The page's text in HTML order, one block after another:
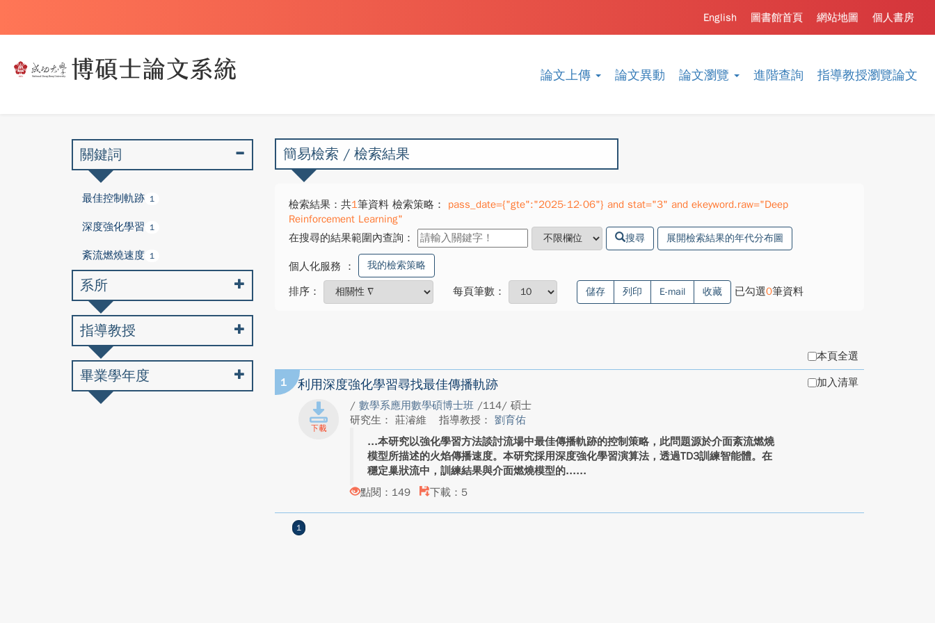
論文上傳 論文異動 論文瀏覽 進階查詢 指導教授瀏覽論文
個人書房
網站地圖
圖書館首頁
English
簡易檢索 / 檢索結果
檢索結果：共1筆資料 檢索策略：
pass_date={"gte":"2025-12-06"} and stat="3" and ekeyword.raw="Deep
Reinforcement Learning"
在搜尋的結果範圍內查詢：
搜尋 展開檢索結果的年代分布圖
個人化服務 ： 我的檢索策略
排序： 每頁筆數： 儲存 列印 E-mail 收藏 已勾選0筆資料
本頁全選
1 利用深度強化學習尋找最佳傳播軌跡
/ 數學系應用數學碩博士班 /114/ 碩士
研究生： 莊濬維
指導教授： 劉育佑
本研究以強化學習方法談討流場中最佳傳播軌跡的控制策略，此問題源於介面紊流燃燒
模型所描述的火焰傳播速度。本研究採用深度強化學習演算法，透過TD3訓練智能體。在
穩定巢狀流中，訓練結果與介面燃燒模型的...
點閱：149
下載：5
加入清單
1
關鍵詞
最佳控制軌跡 1
深度強化學習 1
紊流燃燒速度 1
系所
指導教授
畢業學年度